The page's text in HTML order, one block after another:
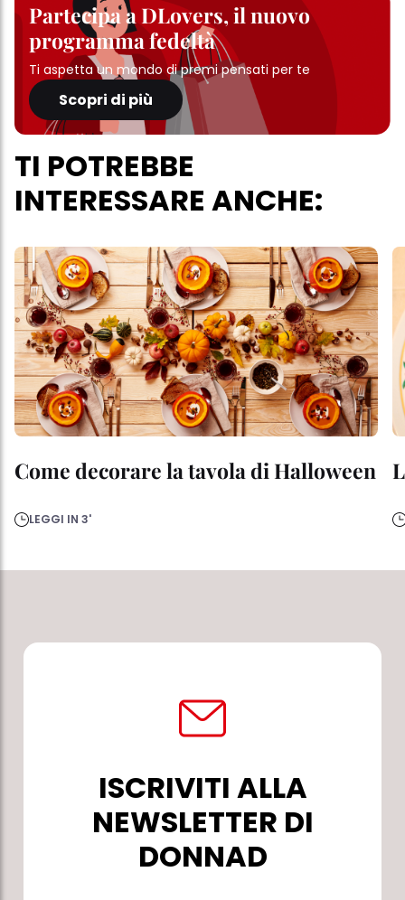
Partecipa a DLovers, il nuovo
programma fedeltà
Ti aspetta un mondo di premi pensati per te
Scopri di più
TI POTREBBE
INTERESSARE ANCHE:
Come decorare la tavola di Halloween
LEGGI IN 3'
ISCRIVITI ALLA
NEWSLETTER DI
DONNAD